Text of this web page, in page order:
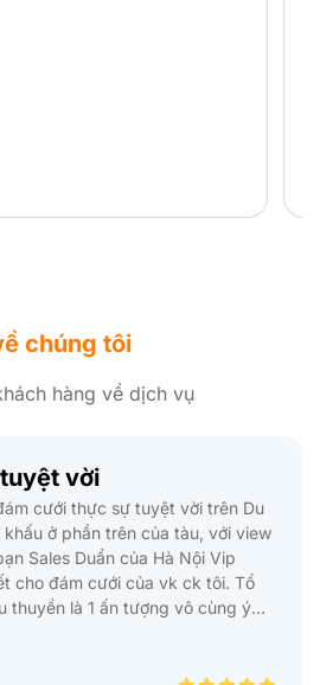
chúng tôi
hàng về dịch vụ
tốt so với thị trường mà đoàn mình
đợi. Đặc biệt là bạn Thanh
Vip Tours tư vấn rất chu đáo, tỷ
vụ và giá cả. Lần sau chắc
hộ Hà Nội vip Tours.